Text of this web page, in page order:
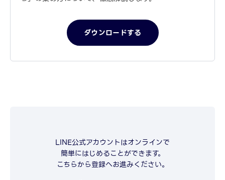
ダウンロードする
LINE公式アカウントはオンラインで
簡単にはじめることができます。
こちらから登録へお進みください。